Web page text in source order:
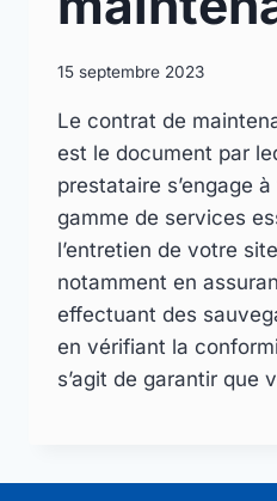
15 septembre 2023
Le contrat de
est le document par
prestataire s’engage
gamme de services
l’entretien de votre
notamment en
effectuant des
en vérifiant la
s’agit de garantir que